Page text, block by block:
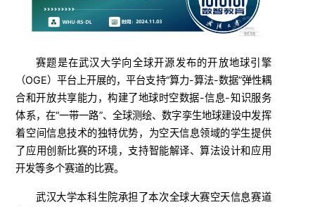
赛题是在武汉大学向全球开源发布的开放地球引擎
（OGE）平台上开展的，平台支持“算力-算法-数据”弹性耦
合和开放共享能力，构建了地球时空数据-信息-知识服务
体系，在“一带一路”、全球测绘、数字孪生地球建设中发挥
着空间信息技术的独特优势，为空天信息领域的学生提供
了应用创新比赛的环境，支持智能解译、算法设计和应用
开发等多个赛道的比赛。
武汉大学本科生院承担了本次全球大赛空天信息赛道